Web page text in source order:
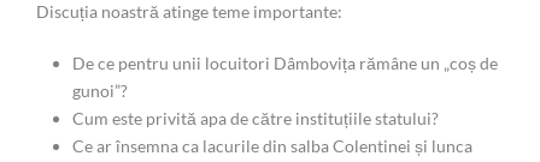
Discuția noastră atinge teme importante:
De ce pentru unii locuitori Dâmbovița rămâne un „coș de
gunoi”?
Cum este privită apa de către instituțiile statului?
Ce ar însemna ca lacurile din salba Colentinei și lunca